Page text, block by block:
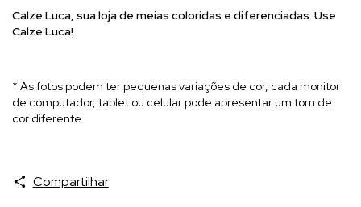
Calze Luca, sua loja de meias coloridas e diferenciadas. Use
Calze Luca!
* As fotos podem ter pequenas variações de cor, cada monitor
de computador, tablet ou celular pode apresentar um tom de
cor diferente.
Compartilhar